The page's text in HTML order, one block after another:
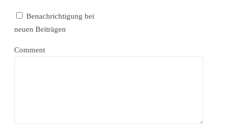
Benachrichtigung bei
neuen Beiträgen
Comment